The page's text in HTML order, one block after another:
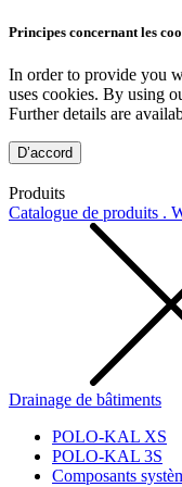
Principes concernant les
In order to provide you
uses cookies. By using
Further details are
D’accord
Produits
Catalogue de produits .
Drainage de bâtiments
POLO-KAL XS
POLO-KAL 3S
Composants